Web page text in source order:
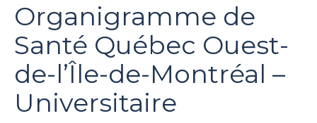
Organigramme de
Santé Québec Ouest-
de-l’Île-de-Montréal –
Universitaire